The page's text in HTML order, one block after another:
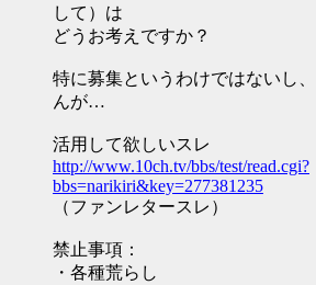
して）は
どうお考えですか？
特に募集というわけではないし
んが…
活用して欲しいスレ
http://www.10ch.tv/bbs/test/read.cgi?
bbs=narikiri&key=277381235
（ファンレタースレ）
禁止事項：
・各種荒らし